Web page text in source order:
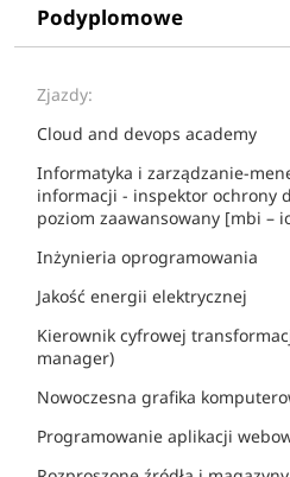
Podyplomowe
Zjazdy:
Cloud and devops academy
Informatyka i zarządzanie-
informacji - inspektor ochrony
poziom zaawansowany [mbi –
Inżynieria oprogramowania
Jakość energii elektrycznej
Kierownik cyfrowej
manager)
Nowoczesna grafika
Programowanie aplikacji